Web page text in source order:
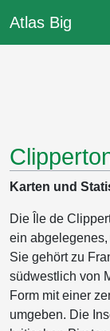
Atlas Big
Karten und
Die Île de
ein
Sie gehört zu
südwestlich von
Form mit einer
umgeben. Die